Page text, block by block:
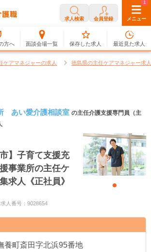
求人検索 会員登録 メニュー
方へ 面談会場一覧
0
保存した求人
1
最近見た求人
ケアマネジャーの求人 徳島県の主任ケアマネジャー求人
あい愛介護相談室 の主任介護支援専門員（主
】子育て支援充
事業所の主任ケ
求人《正社員》
人番号：9028654
養町斎田字北浜95番地